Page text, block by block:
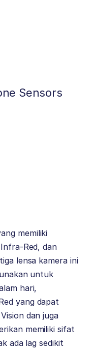
Sensors
memiliki
Red, dan
lensa kamera ini
untuk
hari,
yang dapat
dan juga
memiliki sifat
ada lag sedikit